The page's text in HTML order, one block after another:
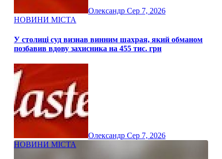
Олександр Сер 7, 2026
НОВИНИ МІСТА
У столиці суд визнав винним шахрая, який обманом
позбавив вдову захисника на 455 тис. грн
Олександр Сер 7, 2026
НОВИНИ МІСТА